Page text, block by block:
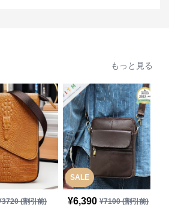
もっと見る
3720(割引前)
SALE
¥6,390 ¥7100(割引前)